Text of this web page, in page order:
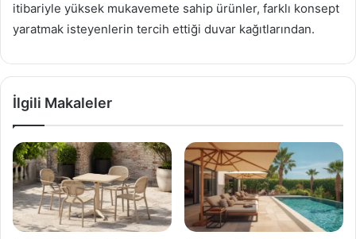
itibariyle yüksek mukavemete sahip ürünler, farklı konsept
yaratmak isteyenlerin tercih ettiği duvar kağıtlarından.
İlgili Makaleler